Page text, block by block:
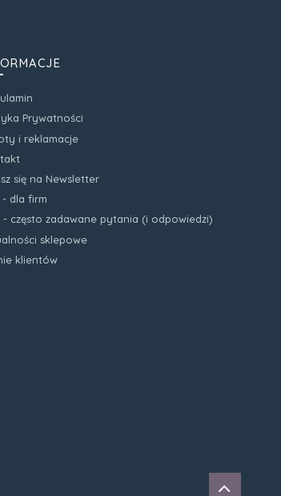
Prywatności
i reklamacje
się na Newsletter
- dla firm
- często zadawane pytania (i odpowiedzi)
sklepowe
klientów